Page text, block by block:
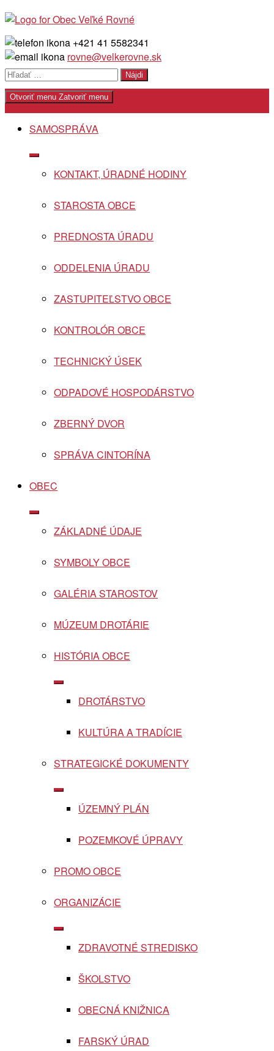
Skip
to
content
+421 41 5582341
rovne@velkerovne.sk
Hľadať:
Otvoriť menu Zatvoriť menu
SAMOSPRÁVA
Show
menu
KONTAKT, ÚRADNÉ HODINY
STAROSTA OBCE
PREDNOSTA ÚRADU
ODDELENIA ÚRADU
ZASTUPITEĽSTVO OBCE
KONTROLÓR OBCE
TECHNICKÝ ÚSEK
ODPADOVÉ HOSPODÁRSTVO
ZBERNÝ DVOR
SPRÁVA CINTORÍNA
OBEC
Show
menu ZÁKLADNÉ ÚDAJE
SYMBOLY OBCE
GALÉRIA STAROSTOV
MÚZEUM DROTÁRIE
HISTÓRIA OBCE
Show
menu
DROTÁRSTVO
KULTÚRA A TRADÍCIE
STRATEGICKÉ DOKUMENTY
Show
menu
ÚZEMNÝ PLÁN
POZEMKOVÉ ÚPRAVY
PROMO OBCE
ORGANIZÁCIE
Show
menu ZDRAVOTNÉ STREDISKO
ŠKOLSTVO
OBECNÁ KNIŽNICA
FARSKÝ ÚRAD